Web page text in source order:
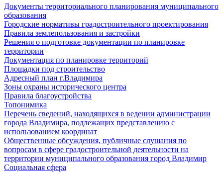
Документы территориального планирования муниципального
образования
Городские нормативы градостроительного проектирования
Правила землепользования и застройки
Решения о подготовке документации по планировке
территории
Документация по планировке территорий
Площадки под строительство
Адресный план г.Владимира
Зоны охраны исторического центра
Правила благоустройства
Топонимика
Перечень сведений, находящихся в ведении администрации
города Владимира, подлежащих представлению с
использованием координат
Общественные обсуждения, публичные слушания по
вопросам в сфере градостроительной деятельности на
территории муниципального образования город Владимир
Социальная сфера